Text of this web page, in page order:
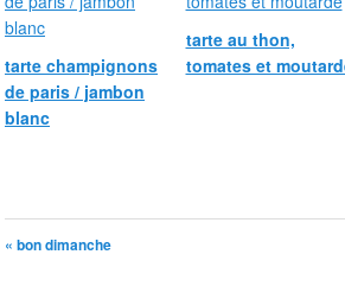
tarte champignons
de paris / jambon
blanc
tarte au thon,
tomates et
« bon dimanche